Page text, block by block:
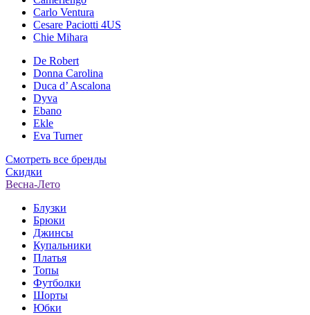
Carlo Ventura
Cesare Paciotti 4US
Chie Mihara
De Robert
Donna Carolina
Duca d’ Ascalona
Dyva
Ebano
Ekle
Eva Turner
Смотреть все бренды
Скидки
Весна-Лето
Блузки
Брюки
Джинсы
Купальники
Платья
Топы
Футболки
Шорты
Юбки